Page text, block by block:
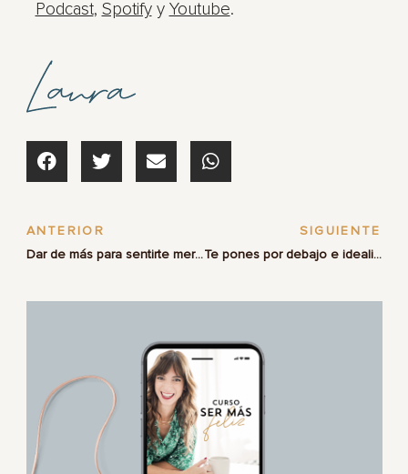
Podcast, Spotifyy Youtube.
ANTERIOR
Dar de más para sentirte merecedora
SIGUIENTE
Te pones por debajo e idealizas al otro para quedarte en la niña